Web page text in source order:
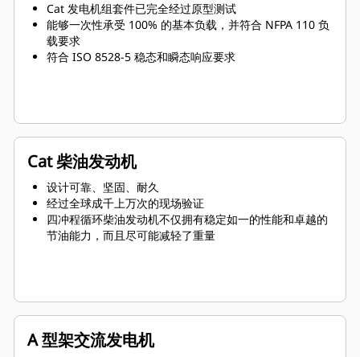
Cat 发电机组套件已完全经过原型测试
能够一次性承受 100% 的基本负载，并符合 NFPA 110 负
载要求
符合 ISO 8528-5 稳态和瞬态响应要求
Cat 柴油发动机
设计可靠、坚固、耐久
经过全球成千上万次的现场验证
四冲程循环柴油发动机不仅拥有稳定如一的性能和卓越的
节油能力，而且尽可能减轻了重量
A 型架交流发电机